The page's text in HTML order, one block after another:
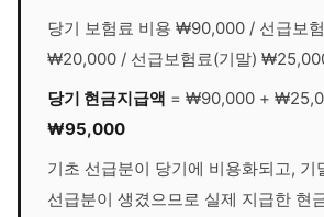
당기 보험료 비용 ₩90,000 / 선급보
₩20,000 / 선급보험료(기말)
당기 현금지급액 = ₩90,000 +
₩95,000
기초 선급분이 당기에 비용화되고, 기
선급분이 생겼으므로 실제 지급한 현